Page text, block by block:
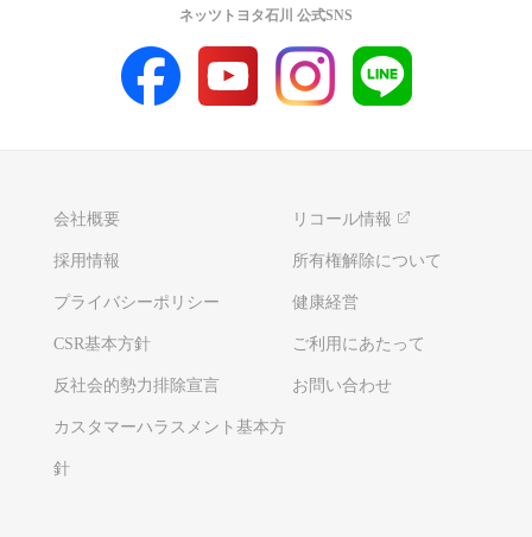
会社概要 リコール情報
採用情報 所有権解除について
プライバシーポリシー 健康経営
CSR基本方針 ご利用にあたって
反社会的勢力排除宣言 お問い合わせ
カスタマーハラスメント基本方
針
ネッツトヨタ石川 公式SNS